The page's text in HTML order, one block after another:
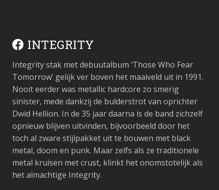
INTEGRITY
Integrity stak met debuutalbum ‘Those Who Fear
Tomorrow’ gelijk ver boven het maaiveld uit in 1991.
Nooit eerder was metallic hardcore zo smerig
sinister, mede dankzij de bulderstrot van oprichter
Dwid Hellion. In de 35 jaar daarna is de band zichzelf
opnieuw blijven uitvinden, bijvoorbeeld door het
toch al zware stijlpakket uit te bouwen met black
metal, doom en punk. Maar zelfs als ze traditionele
metal kruisen met crust, klinkt het onomstotelijk als
het almachtige Integrity.